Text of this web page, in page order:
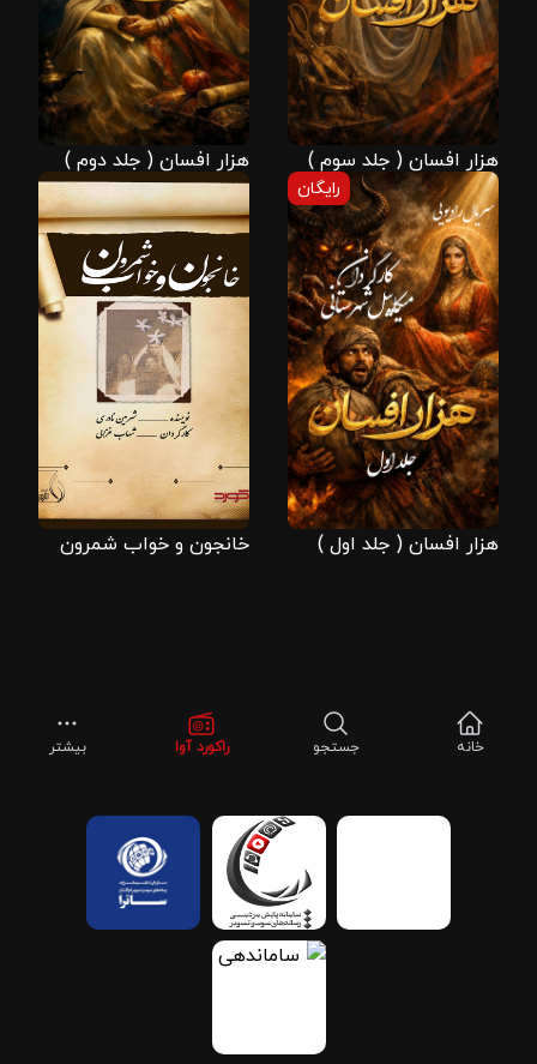
هزار افسان ( جلد سوم ) هزار افسان ( جلد دوم )
رایگان
هزار افسان ( جلد اول ) خانجون و خواب شمرون
خانه جستجو راکورد آوا بیشتر